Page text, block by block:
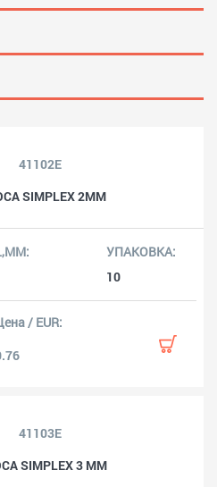
41102E
SIMPLEX 2MM
10
41103E
SIMPLEX 3 MM